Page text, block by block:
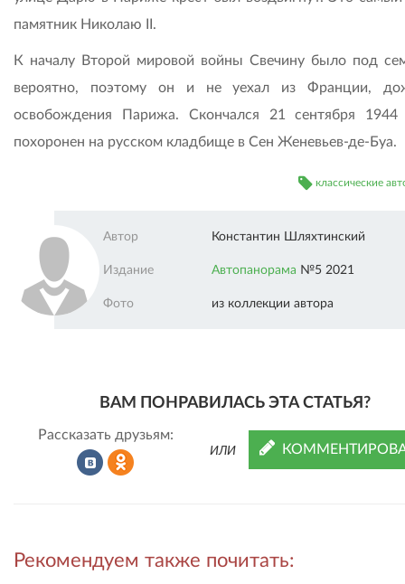
памятник Николаю II.
К началу Второй мировой войны Свечину было под
вероятно, поэтому он и не уехал из Франции,
освобождения Парижа. Скончался 21 сентября
похоронен на русском кладбище в Сен Женевьев-де-Буа.
классические
Автор Константин Шляхтинский
Издание Автопанорама №5 2021
Фото из коллекции автора
ВАМ ПОНРАВИЛАСЬ ЭТА СТАТЬЯ?
Рассказать друзьям:
во в
ИЛИ
Рекомендуем также почитать: